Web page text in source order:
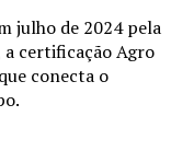
julho de 2024 pela
a certificação Agro
conecta o